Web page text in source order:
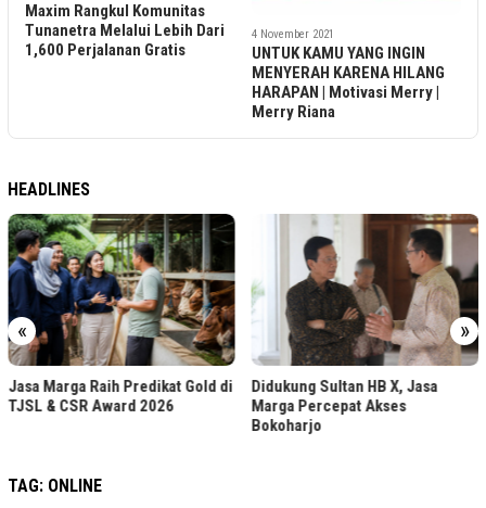
Komunitas
Melalui Lebih Dari
Gratis
4 November 2021
UNTUK KAMU YANG INGIN
MENYERAH KARENA HILANG
HARAPAN | Motivasi Merry |
Merry Riana
Tentukan
Calon
HEADLINES
« »
Predikat Gold di
2026
Didukung Sultan HB X, Jasa
Marga Percepat Akses
Dollar Cost
Investasi
TAG: ONLINE